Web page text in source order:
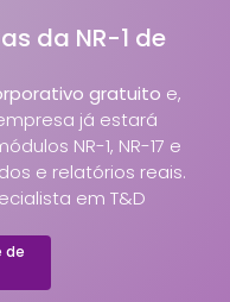
da NR-1 de
gratuito e,
já estará
NR-1, NR-17 e
e relatórios reais.
em T&D
de